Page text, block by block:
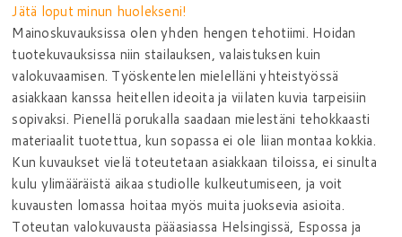
Jätä loput minun huolekseni!
Mainoskuvauksissa olen yhden hengen tehotiimi. Hoidan
tuotekuvauksissa niin stailauksen, valaistuksen kuin
valokuvaamisen. Työskentelen mielelläni yhteistyössä
asiakkaan kanssa heitellen ideoita ja viilaten kuvia tarpeisiin
sopivaksi. Pienellä porukalla saadaan mielestäni tehokkaasti
materiaalit tuotettua, kun sopassa ei ole liian montaa kokkia.
Kun kuvaukset vielä toteutetaan asiakkaan tiloissa, ei sinulta
kulu ylimääräistä aikaa studiolle kulkeutumiseen, ja voit
kuvausten lomassa hoitaa myös muita juoksevia asioita.
Toteutan valokuvausta pääasiassa Helsingissä, Espossa ja